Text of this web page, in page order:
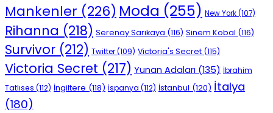
Mankenler (226) Moda (255) New York(107)
Rihanna (218) Serenay Sarıkaya (116) Sinem Kobal (116)
Survivor (212) Twitter(109) Victoria's Secret (115)
Victoria Secret (217) Yunan Adaları (135) İbrahim
Tatlıses (112) İngiltere (118) İspanya (112) İstanbul (120) İtalya
(180)